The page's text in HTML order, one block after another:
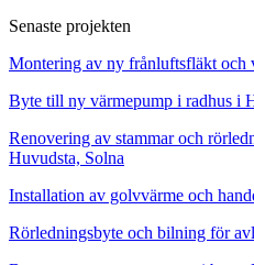
Senaste projekten
Montering av ny frånluftsfläkt och
Byte till ny värmepump i radhus i
Renovering av stammar och
Huvudsta, Solna
Installation av golvvärme och
Rörledningsbyte och bilning för